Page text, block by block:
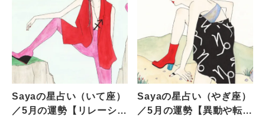
Sayaの星占い（いて座）
／5月の運勢【リレーショ
Sayaの星占い（やぎ座）
／5月の運勢【異動や転職